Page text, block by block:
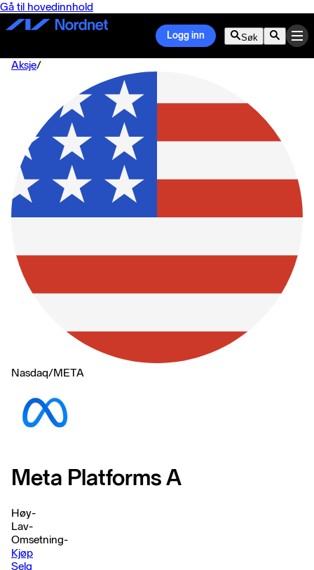
Gå til hovedinnhold
Logg inn Søk
Aksje/
Nasdaq/META
Meta Platforms A
Høy-
Lav-
Omsetning-
Kjøp
Selg